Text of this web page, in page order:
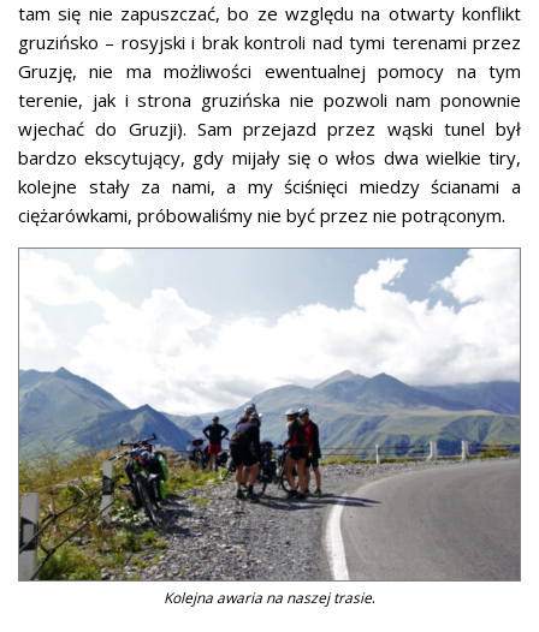
tam się nie zapuszczać, bo ze względu na otwarty konflikt
gruzińsko – rosyjski i brak kontroli nad tymi terenami przez
Gruzję, nie ma możliwości ewentualnej pomocy na tym
terenie, jak i strona gruzińska nie pozwoli nam ponownie
wjechać do Gruzji). Sam przejazd przez wąski tunel był
bardzo ekscytujący, gdy mijały się o włos dwa wielkie tiry,
kolejne stały za nami, a my ściśnięci miedzy ścianami a
ciężarówkami, próbowaliśmy nie być przez nie potrąconym.
Kolejna awaria na naszej trasie.